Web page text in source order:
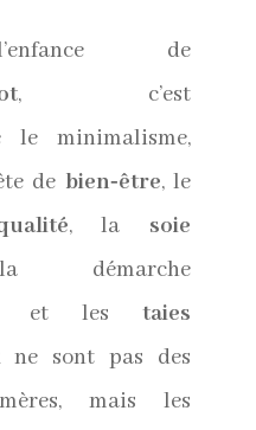
de
, c’est
le minimalisme,
de bien‑être, le
, la soie
et lestaies
ne sont pas des
mais les